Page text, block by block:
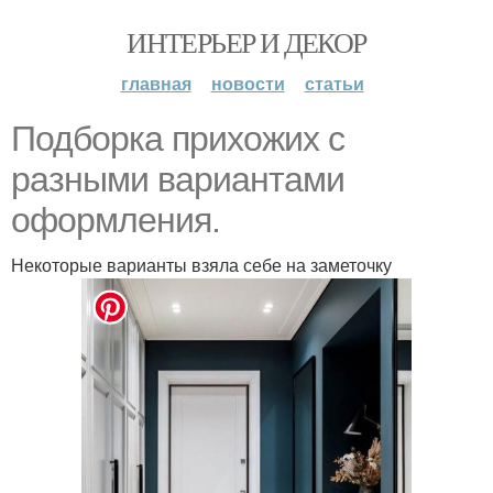
ИНТЕРЬЕР И ДЕКОР
главная новости статьи
Подборка прихожих с
разными вариантами
оформления.
Некоторые варианты взяла себе на заметочку